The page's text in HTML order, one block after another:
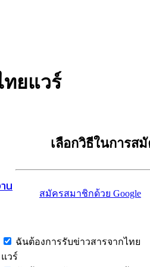
ยแวร์
น
เลือกวิธีในการส
สมัครสมาชิกด้วย Google
ฉันต้องการรับข่าวสารจากไทย
แวร์